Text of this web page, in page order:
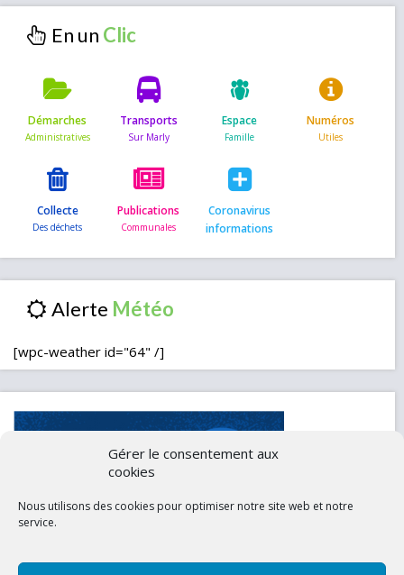
Gérer le consentement aux
cookies
Nous utilisons des cookies pour optimiser notre site web et notre
service.
En un
Démarches Transports Espace Numéros
Collecte Publications
Coronavirus
informations
Alerte
[wpc-weather id="64" /]